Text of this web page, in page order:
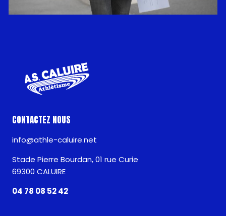
CONTACTEZ NOUS
info@athle-caluire.net
Stade Pierre Bourdan, 01 rue Curie
69300 CALUIRE
04 78 08 52 42